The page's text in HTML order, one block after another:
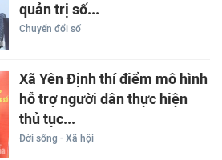
quản trị số...
Chuyển đổi số
Xã Yên Định thí điểm mô hình
hỗ trợ người dân thực hiện
thủ tục...
Đời sống - Xã hội